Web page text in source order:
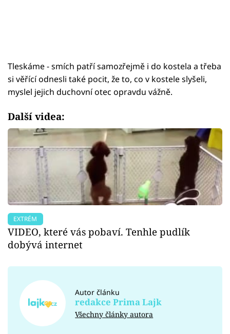
Tleskáme - smích patří samozřejmě i do kostela a třeba
si věřící odnesli také pocit, že to, co v kostele slyšeli,
myslel jejich duchovní otec opravdu vážně.
Další videa:
EXTRÉM
VIDEO, které vás pobaví. Tenhle pudlík
dobývá internet
Autor článku
redakce Prima Lajk
Všechny články autora